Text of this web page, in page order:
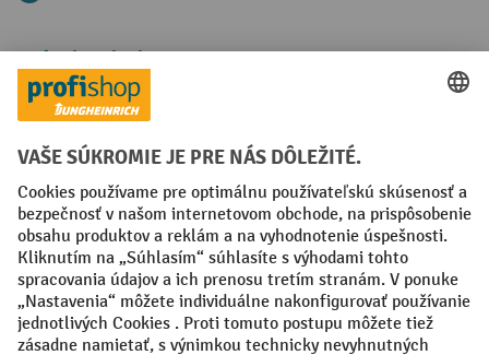
Spôsoby platby
Creditcard (Master)Creditcard (Visa)
Faktúra Predplatba
Sociálne siete
Facebook
YouTube
LinkedIn